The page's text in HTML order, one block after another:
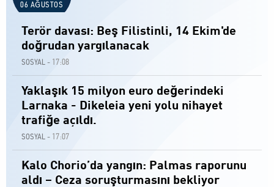
06 AĞUSTOS
Terör davası: Beş Filistinli, 14 Ekim'de
doğrudan yargılanacak
SOSYAL - 17:08
Yaklaşık 15 milyon euro değerindeki
Larnaka - Dikeleia yeni yolu nihayet
trafiğe açıldı.
SOSYAL - 17:07
Kalo Chorio’da yangın: Palmas raporunu
aldı – Ceza soruşturmasını bekliyor